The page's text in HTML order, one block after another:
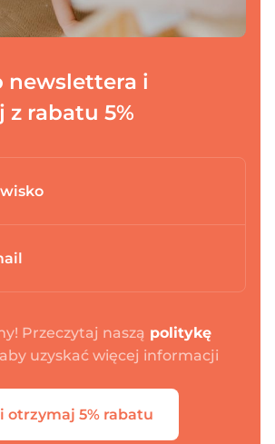
newslettera i
z rabatu 5%
Przeczytaj naszą politykę
uzyskać więcej informacji
otrzymaj 5% rabatu